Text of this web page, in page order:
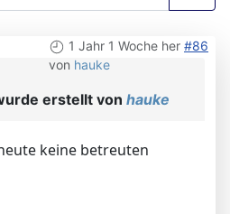
1 Jahr 1 Woche her #86
von hauke
erstellt von hauke
keine betreuten